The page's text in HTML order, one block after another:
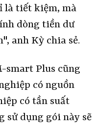
là tiết kiệm, mà
dòng tiền dư
anh Kỳ chia sẻ.
smart Plus cũng
có nguồn
có tần suất
sử dụng gói này sẽ